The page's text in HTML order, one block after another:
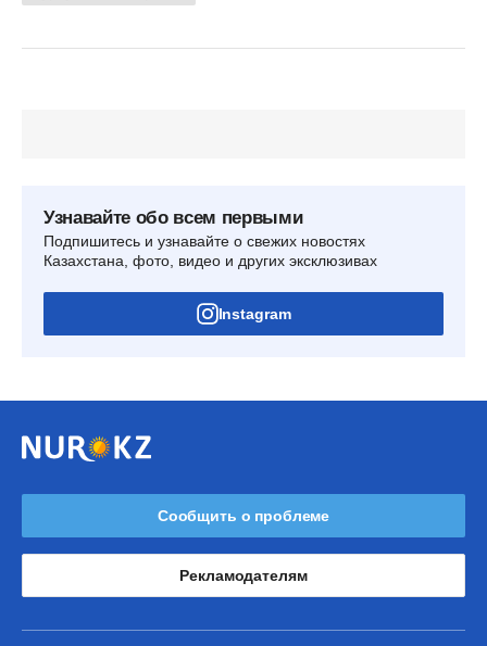
Узнавайте обо всем первыми
Подпишитесь и узнавайте о свежих новостях
Казахстана, фото, видео и других эксклюзивах
Instagram
Сообщить о проблеме
Рекламодателям